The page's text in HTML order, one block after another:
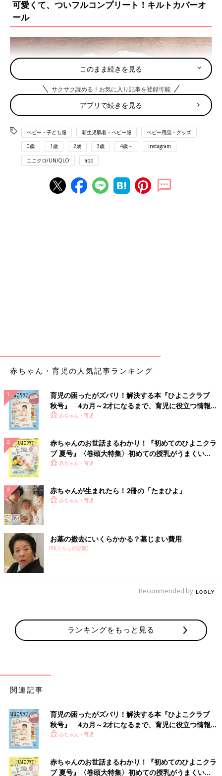
今回はそんなユニクロの、秋の新作とセール商
可愛くて、ついフルコンプリート！キルトカバーオ
ール
出典：Instagramアカウント「little.puni」
Little Puniさんは、ピンクのファーリーフリースオールインワン
ーオール790円
このまま続きを見る
サクサク読める！お気に入り記事を登録可能
アプリで続きを見る
ベビー・子ども服 新生児肌着・ベビー服 ベビー用品・グッズ
0歳 1歳 2歳 3歳 4歳～ Instagram
ユニクロ/UNIQLO app
赤ちゃん・育児の人気記事ランキング
育児の困ったがズバリ！解決する本『ひよこクラブ
秋号』 4カ月～2才になるまで、育児に役立つ情報が
いっぱい！
赤ちゃん・育児
赤ちゃんのお世話まるわかり！『初めてのひよこクラ
ブ 夏号』〈巻頭大特集〉初めての授乳がうまくい
く！ おっぱい・ミルクの基本と夏のトラブル 解決テ
赤ちゃん・育児
赤ちゃんが生まれたら！2冊の「たまひよ」
赤ちゃん・育児
お墓の撤去にいくらかかる？墓じまい費用
PR(くらしの話題)
Recommended by
ランキングをもっと見る
関連記事
育児の困ったがズバリ！解決する本『ひよこクラブ
秋号』 4カ月～2才になるまで、育児に役立つ情報が
いっぱい！
赤ちゃん・育児
赤ちゃんのお世話まるわかり！『初めてのひよこクラ
ブ 夏号』〈巻頭大特集〉初めての授乳がうまくい